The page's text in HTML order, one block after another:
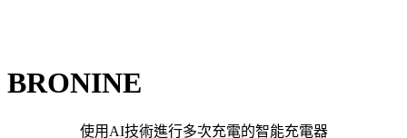
BRONINE
使用AI技術進行多次充電的智能充電器